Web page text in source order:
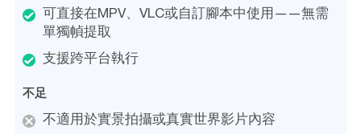
可直接在MPV、VLC或自訂腳本中使用——無需
單獨幀提取
支援跨平台執行
不足
不適用於實景拍攝或真實世界影片內容